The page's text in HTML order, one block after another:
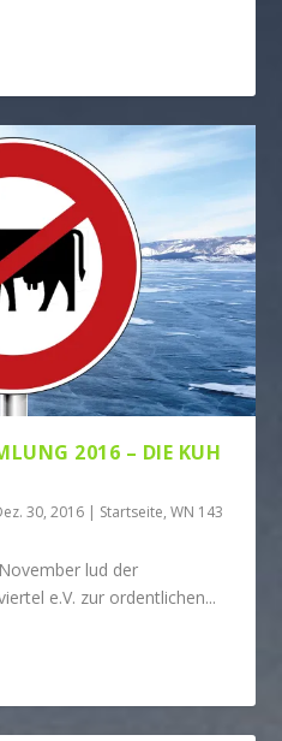
2016 – DIE KUH
30, 2016 | Startseite,WN 143
lud der
e.V. zur ordentlichen...